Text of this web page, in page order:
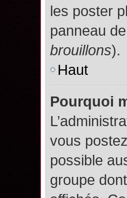
les poster
panneau
brouillons).
Haut
Pourquoi
vous
possible
groupe